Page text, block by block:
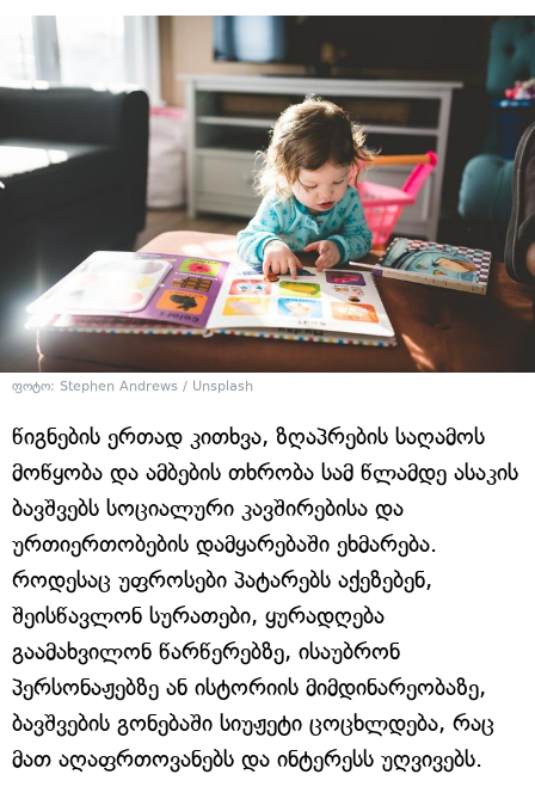
ფოტო: Stephen Andrews / Unsplash
წიგნების ერთად კითხვა, ზღაპრების საღამოს
მოწყობა და ამბების თხრობა სამ წლამდე ასაკის
ბავშვებს სოციალური კავშირებისა და
ურთიერთობების დამყარებაში ეხმარება.
როდესაც უფროსები პატარებს აქეზებენ,
შეისწავლონ სურათები, ყურადღება
გაამახვილონ წარწერებზე, ისაუბრონ
პერსონაჟებზე ან ისტორიის მიმდინარეობაზე,
ბავშვების გონებაში სიუჟეტი ცოცხლდება, რაც
მათ აღაფრთოვანებს და ინტერესს უღვივებს.